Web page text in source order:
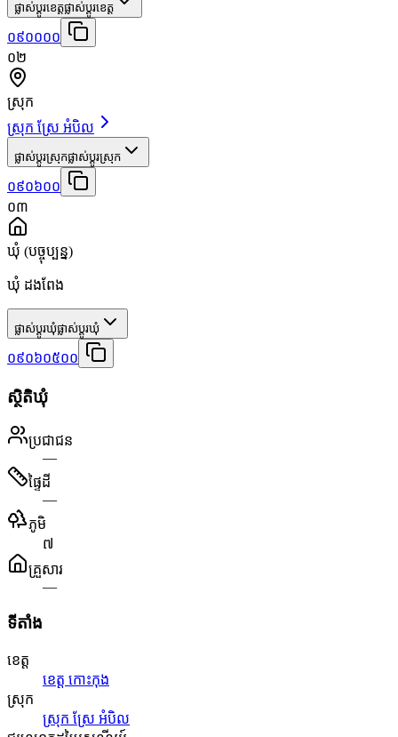
ផ្លាស់ប្តូរខេត្តផ្លាស់ប្តូរខេត្ត
០៩០០០០
០២
ស្រុក
ស្រុក ស្រែ អំបិល
ផ្លាស់ប្តូរស្រុកផ្លាស់ប្តូរស្រុក
០៩០៦០០
០៣
ឃុំ (បច្ចុប្បន្ន)
ឃុំ ដងពែង
ផ្លាស់ប្តូរឃុំផ្លាស់ប្តូរឃុំ
០៩០៦០៥០០
ស្ថិតិឃុំ
ប្រជាជន
—
ផ្ទៃដី
—
ភូមិ
៧
គ្រួសារ
—
ទីតាំង
ខេត្ត
ខេត្ត កោះកុង
ស្រុក
ស្រុក ស្រែ អំបិល